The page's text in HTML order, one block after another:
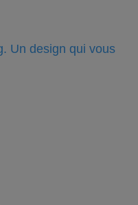
Un design qui vous